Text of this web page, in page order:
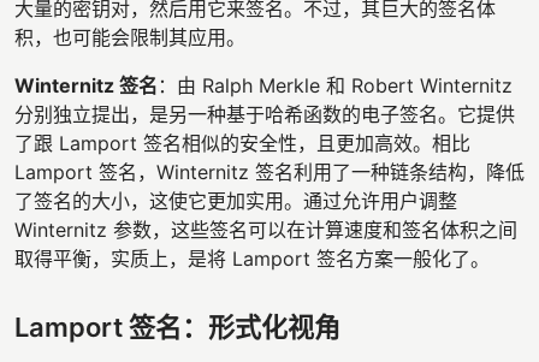
大量的密钥对，然后用它来签名。不过，其巨大的签名体
积，也可能会限制其应用。
Winternitz 签名 ：由 Ralph Merkle 和 Robert Winternitz
分别独立提出，是另一种基于哈希函数的电子签名。它提供
了跟 Lamport 签名相似的安全性，且更加高效。相比
Lamport 签名，Winternitz 签名利用了一种链条结构，降低
了签名的大小，这使它更加实用。通过允许用户调整
Winternitz 参数，这些签名可以在计算速度和签名体积之间
取得平衡，实质上，是将 Lamport 签名方案一般化了。
Lamport 签名：形式化视角